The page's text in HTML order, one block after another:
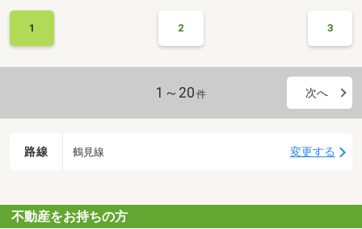
1 2 3
1～20 件 次へ
路線 鶴見線 変更する
不動産をお持ちの方